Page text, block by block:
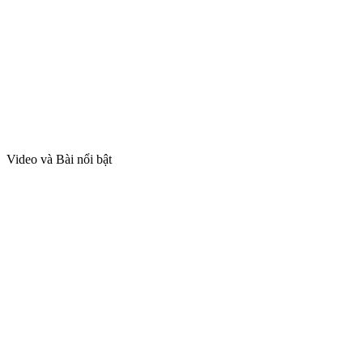
Video và Bài nổi bật